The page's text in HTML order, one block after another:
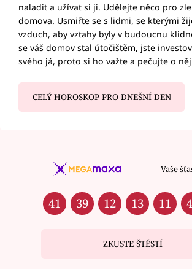
naladit a užívat si ji. Udělejte něco pro
domova. Usmiřte se s lidmi, se kterými
vzduch, aby vztahy byly v budoucnu
se váš domov stal útočištěm, jste
svého já, proto si ho važte a pečujte o
CELÝ HOROSKOP PRO DNEŠNÍ DEN
Vaše
41 39 12 13 11
ZKUSTE ŠTĚSTÍ